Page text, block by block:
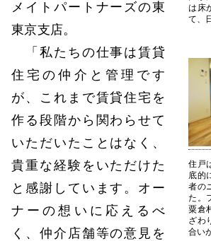
は床
て、
住戸
底的
者の
た。
粟倉
ざわ
合い
メイトパートナーズの東
東京支店。
「私たちの仕事は賃貸
住宅の仲介と管理です
が、これまで賃貸住宅を
作る段階から関わらせて
いただいたことはなく、
貴重な経験をいただけた
と感謝しています。オー
ナーの想いに応えるべ
く、仲介店舗等の意見を